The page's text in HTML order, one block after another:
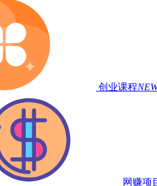
创业课程
网赚项